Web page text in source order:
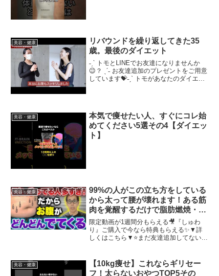
美容・健康
リバウンドを繰り返してきた35
歳。最後のダイエット
˗ˏˋ トモとLINEでお友達になりませんか
😉？ ˎˊ˗ お友達追加のプレゼントをご用意
しています💝˗ˏˋ トモがあなたのダイエッ
美容・健康
本気で痩せたい人、すぐにコレ始
めてください5選その4【ダイエッ
ト】
美容・健康
99%の人がこの立ち方をしている
から太って腰が壊れます！ある筋
肉を覚醒するだけで脂肪燃焼・お
腹痩せ・腰痛解消まで全て叶う！
お腹の深層筋ダイエット
限定動画が1週間分もらえる🎥『しゅわ
り』ご購入で今なら特典もらえる✨▼詳
しくはこちら▼⭐️まだ友達追加してない人
ンパの教科書🎁誰でも科学的に幸せにな
る方...
美容・健康
【10kg痩せ】これならギリセー
フ！太らないおやつTOP5その